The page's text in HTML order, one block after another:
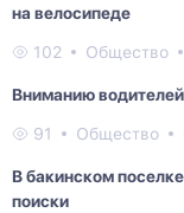
на велосипеде
102 Общество
Вниманию
91 Общество
В бакинском
поиски